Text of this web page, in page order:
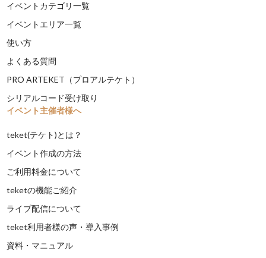
イベントカテゴリ一覧
イベントエリア一覧
使い方
よくある質問
PRO ARTEKET（プロアルテケト）
シリアルコード受け取り
イベント主催者様へ
teket(テケト)とは？
イベント作成の方法
ご利用料金について
teketの機能ご紹介
ライブ配信について
teket利用者様の声・導入事例
資料・マニュアル